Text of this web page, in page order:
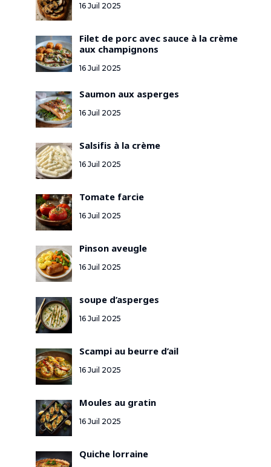
16 Juil 2025
Filet de porc avec sauce à la crème
aux champignons
16 Juil 2025
Saumon aux asperges
16 Juil 2025
Salsifis à la crème
16 Juil 2025
Tomate farcie
16 Juil 2025
Pinson aveugle
16 Juil 2025
soupe d’asperges
16 Juil 2025
Scampi au beurre d’ail
16 Juil 2025
Moules au gratin
16 Juil 2025
Quiche lorraine